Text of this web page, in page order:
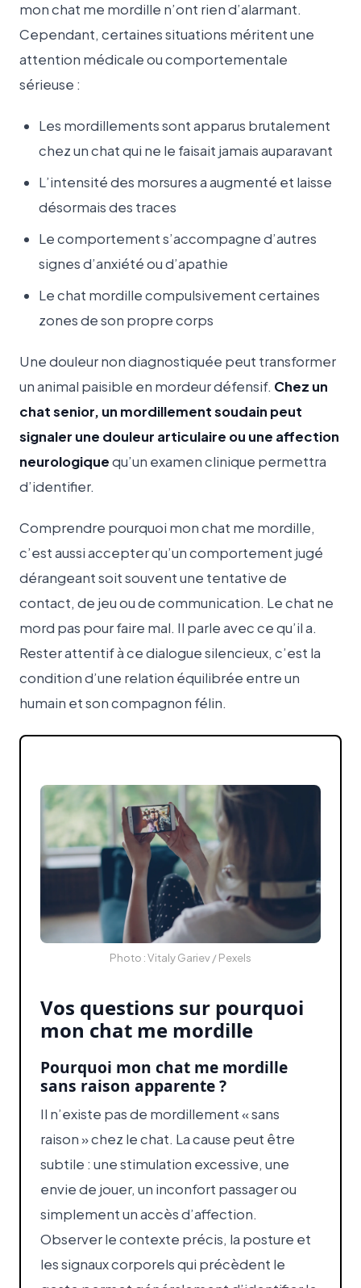
mon chat me mordille n’ont rien d’alarmant.
Cependant, certaines situations méritent une
attention médicale ou comportementale
sérieuse :
Les mordillements sont apparus brutalement
chez un chat qui ne le faisait jamais auparavant
L’intensité des morsures a augmenté et laisse
désormais des traces
Le comportement s’accompagne d’autres
signes d’anxiété ou d’apathie
Le chat mordille compulsivement certaines
zones de son propre corps
Une douleur non diagnostiquée peut transformer
un animal paisible en mordeur défensif. Chez un
chat senior, un mordillement soudain peut
signaler une douleur articulaire ou une affection
neurologiquequ’un examen clinique permettra
d’identifier.
Comprendre pourquoi mon chat me mordille,
c’est aussi accepter qu’un comportement jugé
dérangeant soit souvent une tentative de
contact, de jeu ou de communication. Le chat ne
mord pas pour faire mal. Il parle avec ce qu’il a.
Rester attentif à ce dialogue silencieux, c’est la
condition d’une relation équilibrée entre un
humain et son compagnon félin.
Photo : Vitaly Gariev / Pexels
Vos questions sur pourquoi
mon chat me mordille
Pourquoi mon chat me mordille
sans raison apparente ?
Il n’existe pas de mordillement « sans
raison » chez le chat. La cause peut être
subtile : une stimulation excessive, une
envie de jouer, un inconfort passager ou
simplement un accès d’affection.
Observer le contexte précis, la posture et
les signaux corporels qui précèdent le